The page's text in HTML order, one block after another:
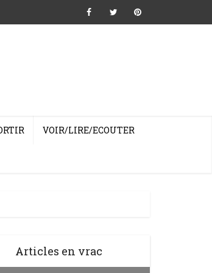
VOIR/LIRE/ECOUTER
Articles en vrac